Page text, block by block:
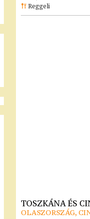
Reggeli
TOSZKÁNA ÉS
OLASZORSZÁG,